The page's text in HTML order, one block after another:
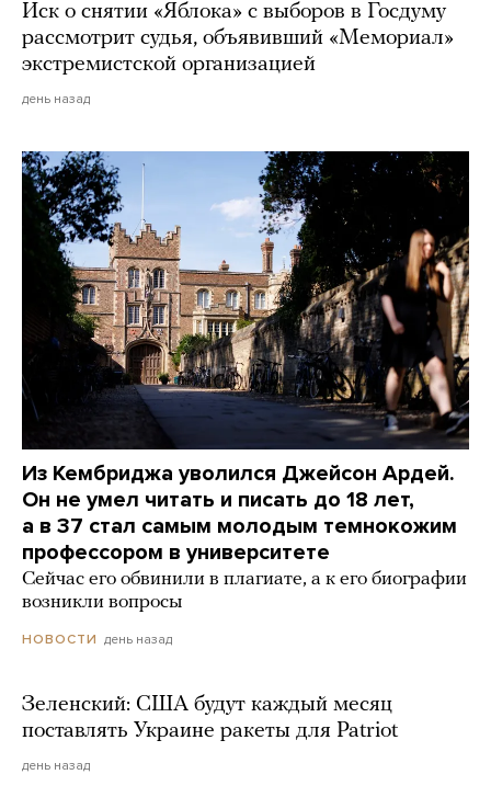
Иск о снятии «Яблока» с выборов в Госдуму
рассмотрит судья, объявивший «Мемориал»
экстремистской организацией
день назад
Из Кембриджа уволился Джейсон Ардей.
Он не умел читать и писать до 18 лет,
а в 37 стал самым молодым темнокожим
профессором в университете
Сейчас его обвинили в плагиате, а к его биографии
возникли вопросы
НОВОСТИ день назад
Зеленский: США будут каждый месяц
поставлять Украине ракеты для Patriot
день назад